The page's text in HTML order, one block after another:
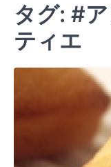
タグ: #
ティエ